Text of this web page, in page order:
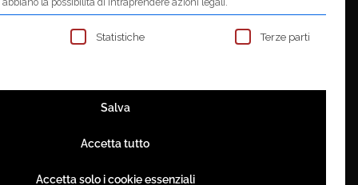
elencati i gruppi di servizi per i quali
Statistiche Terze parti
Salva
Accetta tutto
Accetta solo i cookie essenziali